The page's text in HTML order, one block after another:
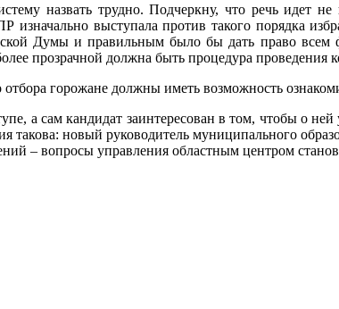
назвать трудно. Подчеркну, что речь идет
выступала против такого порядка
Думы и правильным было бы дать право
прозрачной должна быть процедура проведения
горожане должны иметь возможность
а сам кандидат заинтересован в том, чтобы о
новый руководитель муниципального
– вопросы управления областным центром